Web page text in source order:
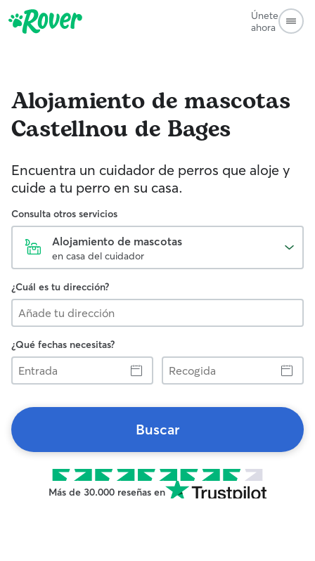
Únete
ahora
Alojamiento de mascotas
Castellnou de Bages
Encuentra un cuidador de perros que aloje y
cuide a tu perro en su casa.
Consulta otros servicios
Alojamiento de mascotas
en casa del cuidador
¿Cuál es tu dirección?
¿Qué fechas necesitas?
Entrada
Recogida
Buscar
Más de 30.000 reseñas en